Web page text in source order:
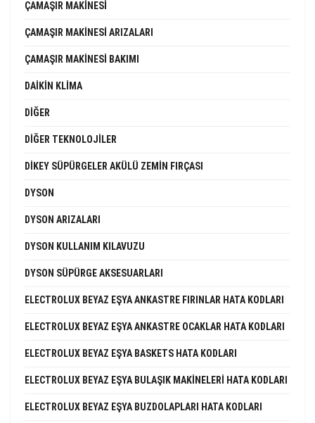
ÇAMAŞIR MAKINESI
ÇAMAŞIR MAKINESI ARIZALARI
ÇAMAŞIR MAKINESI BAKIMI
DAIKIN KLIMA
DIĞER
DIĞER TEKNOLOJILER
DIKEY SÜPÜRGELER AKÜLÜ ZEMIN FIRÇASI
DYSON
DYSON ARIZALARI
DYSON KULLANIM KILAVUZU
DYSON SÜPÜRGE AKSESUARLARI
ELECTROLUX BEYAZ EŞYA ANKASTRE FIRINLAR HATA KODLARI
ELECTROLUX BEYAZ EŞYA ANKASTRE OCAKLAR HATA KODLARI
ELECTROLUX BEYAZ EŞYA BASKETS HATA KODLARI
ELECTROLUX BEYAZ EŞYA BULAŞIK MAKINELERI HATA KODLARI
ELECTROLUX BEYAZ EŞYA BUZDOLAPLARI HATA KODLARI